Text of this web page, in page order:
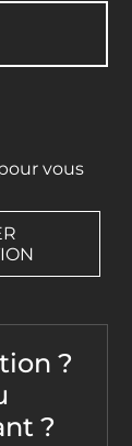
vous
?
?